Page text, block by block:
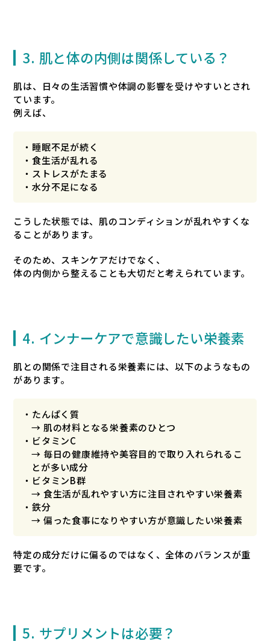
3. 肌と体の内側は関係している？
肌は、日々の生活習慣や体調の影響を受けやすいとされ
ています。
例えば、
・睡眠不足が続く
・食生活が乱れる
・ストレスがたまる
・水分不足になる
こうした状態では、肌のコンディションが乱れやすくな
ることがあります。
そのため、スキンケアだけでなく、
体の内側から整えることも大切だと考えられています。
4. インナーケアで意識したい栄養素
肌との関係で注目される栄養素には、以下のようなもの
があります。
・たんぱく質
→ 肌の材料となる栄養素のひとつ
・ビタミンC
→ 毎日の健康維持や美容目的で取り入れられるこ
とが多い成分
・ビタミンB群
→ 食生活が乱れやすい方に注目されやすい栄養素
・鉄分
→ 偏った食事になりやすい方が意識したい栄養素
特定の成分だけに偏るのではなく、全体のバランスが重
要です。
5. サプリメントは必要？